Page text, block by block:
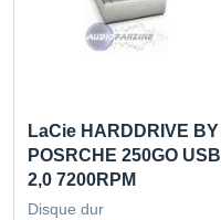
LaCie HARDDRIVE BY
POSRCHE 250GO USB
2,0 7200RPM
Disque dur